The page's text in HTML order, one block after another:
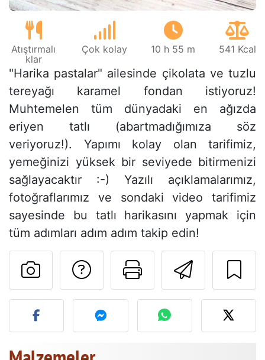
Atıştırmalı
klar
Çok kolay 10 h 55 m 541 Kcal
"Harika pastalar" ailesinde çikolata ve tuzlu
tereyağı karamel fondan istiyoruz!
Muhtemelen tüm dünyadaki en ağızda
eriyen tatlı (abartmadığımıza söz
veriyoruz!). Yapımı kolay olan tarifimiz,
yemeğinizi yüksek bir seviyede bitirmenizi
sağlayacaktır :-) Yazılı açıklamalarımız,
fotoğraflarımız ve sondaki video tarifimiz
sayesinde bu tatlı harikasını yapmak için
tüm adımları adım adım takip edin!
Bu sayfayı
Tarif sahibine bir
Bu tarifin fotoğrafını